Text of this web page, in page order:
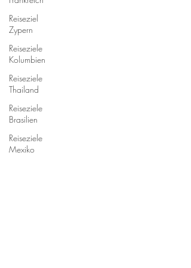
Reiseziel
Zypern
Reiseziele
Kolumbien
Reiseziele
Thailand
Reiseziele
Brasilien
Reiseziele
Mexiko